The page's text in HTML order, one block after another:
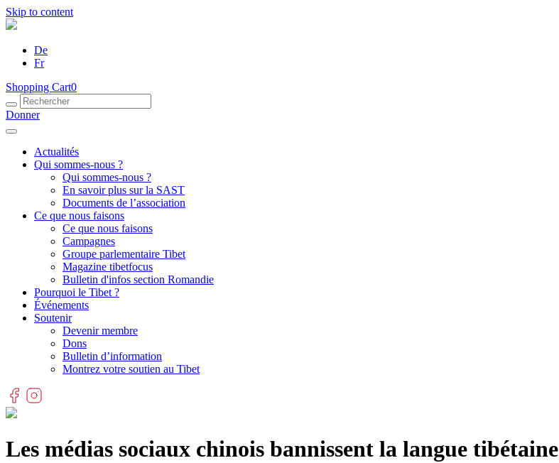
Skip to content
De
Fr
Shopping Cart0
Donner
Actualités
Qui sommes-nous ?
Qui sommes-nous ?
En savoir plus sur la SAST
Documents de l’association
Ce que nous faisons
Ce que nous faisons
Campagnes
Groupe parlementaire Tibet
Magazine tibetfocus
Bulletin d'infos section Romandie
Pourquoi le Tibet ?
Événements
Soutenir
Devenir membre
Dons
Bulletin d’information
Montrez votre soutien au Tibet
Les médias sociaux chinois bannissent la langue tibétaine